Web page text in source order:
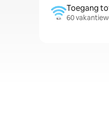
Toegang
60